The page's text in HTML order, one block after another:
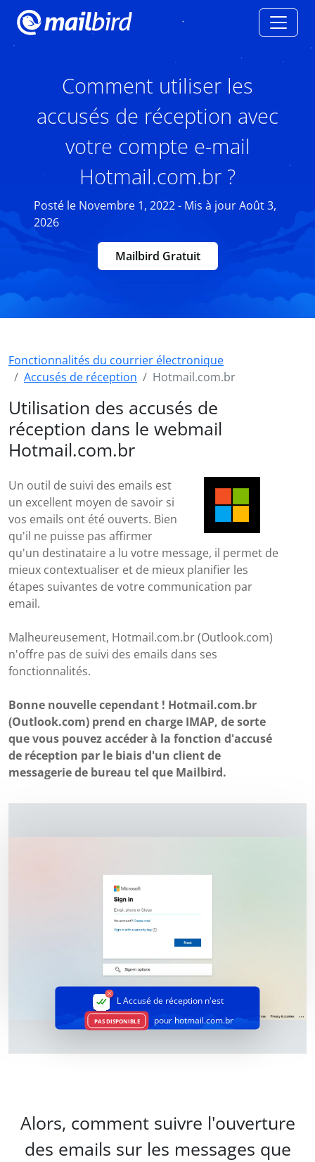
Comment utiliser les
accusés de réception avec
votre compte e-mail
Hotmail.com.br ?
Posté le Novembre 1, 2022 - Mis à jour Août 3,
2026
Mailbird Gratuit
Fonctionnalités du courrier électronique
Accusés de réception
Hotmail.com.br
Utilisation des accusés de
réception dans le webmail
Hotmail.com.br
Un outil de suivi des emails est
un excellent moyen de savoir si
vos emails ont été ouverts. Bien
qu'il ne puisse pas affirmer
qu'un destinataire a lu votre message, il permet de
mieux contextualiser et de mieux planifier les
étapes suivantes de votre communication par
email.
Malheureusement, Hotmail.com.br (Outlook.com)
n'offre pas de suivi des emails dans ses
fonctionnalités.
Bonne nouvelle cependant ! Hotmail.com.br
(Outlook.com) prend en charge IMAP, de sorte
que vous pouvez accéder à la fonction d'accusé
de réception par le biais d'un client de
messagerie de bureau tel que Mailbird.
L Accusé de réception n'est
PAS DISPONIBLE pour hotmail.com.br
Alors, comment suivre l'ouverture
des emails sur les messages que